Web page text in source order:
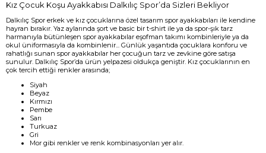
Kız Çocuk Koşu Ayakkabısı Dalkılıç Spor’da Sizleri Bekliyor
Dalkılıç Spor erkek ve kız çocuklarına özel tasarım spor ayakkabıları ile kendine
hayran bırakır. Yaz aylarında şort ve basic bir t-shirt ile ya da spor-şık tarz
harmanıyla bütünleşen spor ayakkabılar eşofman takımı kombinleriyle ya da
okul üniformasıyla da kombinlenir... Günlük yaşantıda çocuklara konforu ve
rahatlığı sunan spor ayakkabılar her çocuğun tarz ve zevkine göre satışa
sunulur. Dalkılıç Spor’da ürün yelpazesi oldukça geniştir. Kız çocuklarının en
çok tercih ettiği renkler arasında;
Siyah
Beyaz
Kırmızı
Pembe
Sarı
Turkuaz
Gri
Mor gibi renkler ve renk kombinasyonları yer alır.